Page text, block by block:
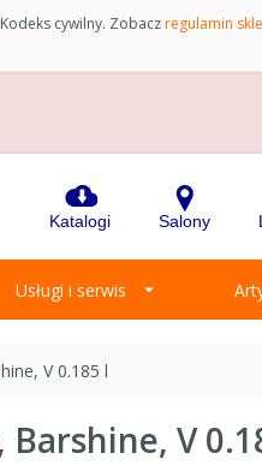
cywilny. Zobaczregulamin
Katalogi Salony
Usługi i serwis
V 0.185 l
V